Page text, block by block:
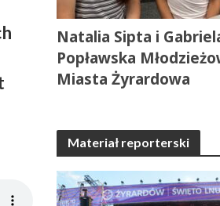
Natalia Sipta i
Popławska
Miasta Żyrardowa
Materiał reporterski